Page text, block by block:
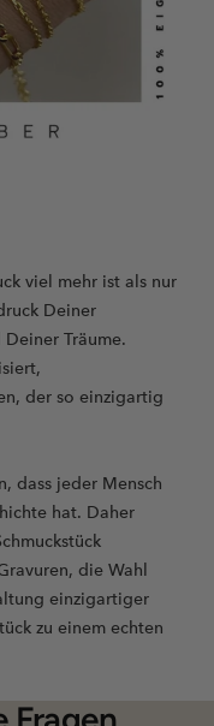
viel mehr ist als nur
Deiner
Träume.
der so einzigartig
dass jeder Mensch
hat. Daher
die Wahl
einzigartiger
zu einem echten